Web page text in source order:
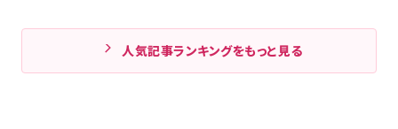
人気記事ランキングをもっと見る